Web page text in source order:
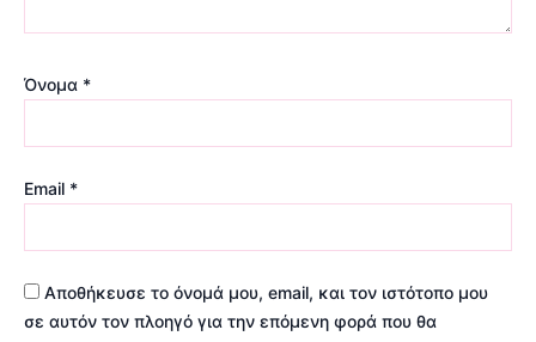
Όνομα *
Email *
Αποθήκευσε το όνομά μου, email, και τον ιστότοπο μου
σε αυτόν τον πλοηγό για την επόμενη φορά που θα